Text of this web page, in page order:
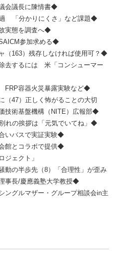
会議長に陳情書◆
「分かりにくさ」など課題◆
実態を調査へ◆
参加求める◆
（163）残存しなければ使用可？◆
去するには 米「コンシューマー
容器火災暴露実験など◆
47）正しく怖がることの大切
技術基盤機構（NITE）広報部◆
の挨拶は「元気でいてね」◆
いバスで実証実験◆
館とコラボで提供◆
ェクト」
の半歩先（8）「合理性」が歪み
事長/慶應義塾大学教授◆
グルマザー・グループ相談会in主